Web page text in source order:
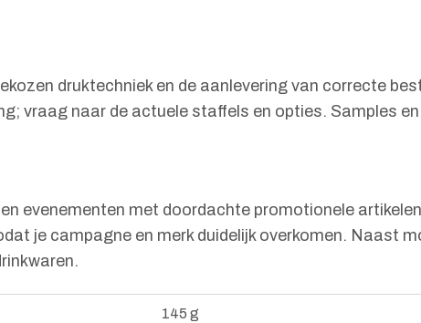
druktechniek en de aanlevering van correcte
vraag naar de actuele staffels en opties. Samples
evenementen met doordachte promotionele
je campagne en merk duidelijk overkomen. Naast
145 g